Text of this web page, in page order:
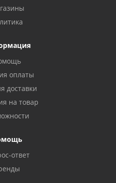
оплаты
доставки
на товар
ответ